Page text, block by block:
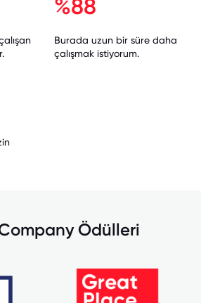
%88
Burada uzun bir süre daha
çalışmak istiyorum.
Ödülleri